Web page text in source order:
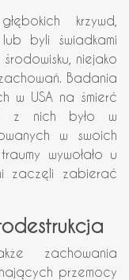
krzywd,
byli świadkami
niejako
Badania
w USA na śmierć
z nich było w
w swoich
wywołało u
zaczęli zabierać
zachowania
przemocy